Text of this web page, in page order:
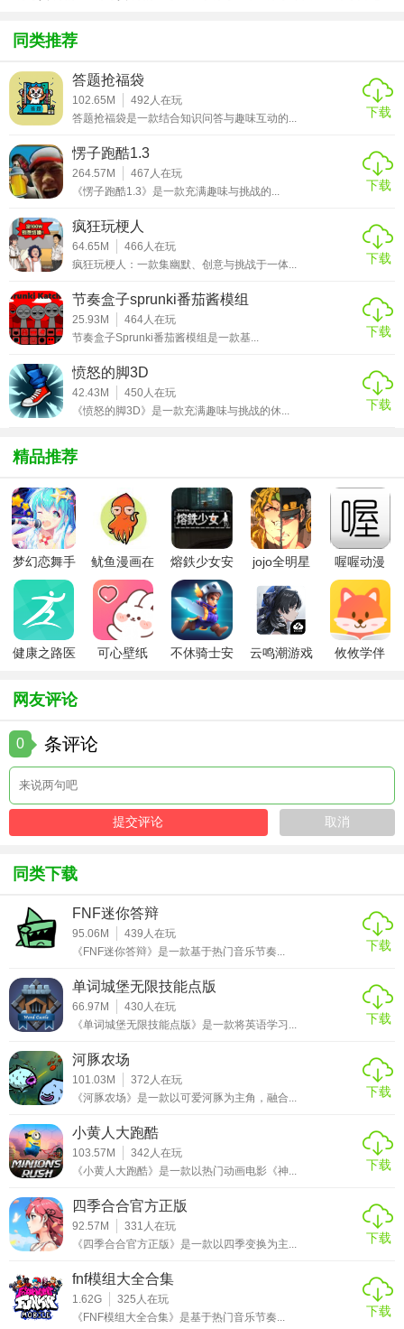
器和装备。
4. 策略战斗：面对海盗和其他敌对势力，运用战术安排战
斗，保护贸易路线和财富安全。
路线优化等，提升整体实力。
【航海贸易物语游戏功能】
1. 自动航行：设定目的地后，船只可自动航行至指定港口，
减少操作负担。
2. 事件系统：随机触发各种事件，如宝藏发现、海盗袭击、
外交谈判等，增加游戏趣味性和不确定性。
源，协同完成大型任务。
【航海贸易物语游戏攻略】
1. 初期发展：优先完成新手任务，快速积累基础资源和金
2. 贸易策略：关注市场动态，低价买入高价卖出，利用长途
贸易快速积累财富。
3. 舰队布局：根据敌人类型和战斗需求调整舰队构成，平衡
火力、速度和防御。
4. 科技优先度：初期重点研究船只速度和耐久提升，中期转
向武器研发和贸易效率提升。
语》是一款不可多得的游戏佳作。它不仅提供了丰富的玩法
和深度的策略性，还融入了角色扮演和社交元素，让每一次
航行都充满未知与惊喜。无论是单人探索还是多人合作，都
能在这片海域中找到属于自己的乐趣。
同类推荐
答题抢福袋
102.65M 492 人在玩
答题抢福袋是一款结合知识问答与趣味互动的...
下载
愣子跑酷1.3
264.57M 467 人在玩
《愣子跑酷1.3》是一款充满趣味与挑战的...
下载
疯狂玩梗人
64.65M 466 人在玩
疯狂玩梗人：一款集幽默、创意与挑战于一体...
下载
节奏盒子sprunki番茄酱模组
25.93M 464人在玩
节奏盒子Sprunki番茄酱模组是一款基...
下载
愤怒的脚3D
42.43M 450人在玩
《愤怒的脚3D》是一款充满趣味与挑战的休...
下载
精品推荐
梦幻恋舞手
游
鱿鱼漫画在
线版
熔鉄少女安
卓版
jojo全明星
物
喔喔动漫
健康之路医
可心壁纸
不休骑士安
云鸣潮游戏 攸攸学伴
网友评论
0 条评论
同类下载
FNF迷你答辩
95.06M 439 人在玩
《FNF迷你答辩》是一款基于热门音乐节奏...
下载
单词城堡无限技能点版
66.97M 430 人在玩
《单词城堡无限技能点版》是一款将英语学习...
下载
河豚农场
101.03M 372 人在玩
《河豚农场》是一款以可爱河豚为主角，融合...
下载
小黄人大跑酷
103.57M 342 人在玩
《小黄人大跑酷》是一款以热门动画电影《神...
下载
四季合合官方正版
92.57M 331 人在玩
《四季合合官方正版》是一款以四季变换为主...
下载
fnf模组大全合集
1.62G 325 人在玩
《FNF模组大全合集》是基于热门音乐节奏...
下载